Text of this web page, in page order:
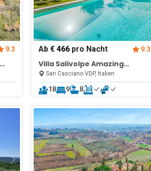
9.3 Ab € 466pro Nacht 9.3
Villa Salivolpe Amazing
Chianti View
San Casciano VDP, Italien
18 9 8